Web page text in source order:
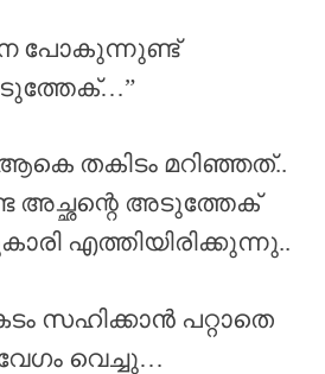
പോകുന്നുണ്ട്
തകിടം മറിഞ്ഞത്..
അടുത്തേക്
എത്തിയിരിക്കുന്നു..
സഹിക്കാൻ പറ്റാതെ
വെച്ചു…